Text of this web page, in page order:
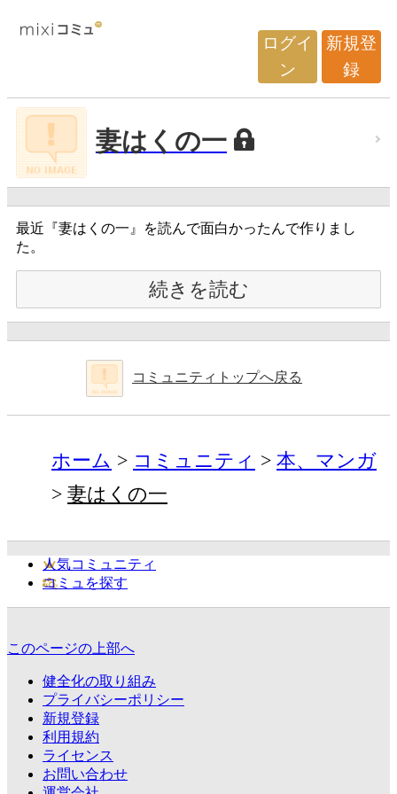
ログイ
ン
新規登
録
妻はくの一
最近『妻はくの一』を読んで面白かったんで作りまし
た。
続きを読む
コミュニティトップへ戻る
ホーム コミュニティ
本、マンガ
妻はくの一
人気コミュニティ
コミュを探す
このページの上部へ
健全化の取り組み
プライバシーポリシー
新規登録
利用規約
ライセンス
お問い合わせ